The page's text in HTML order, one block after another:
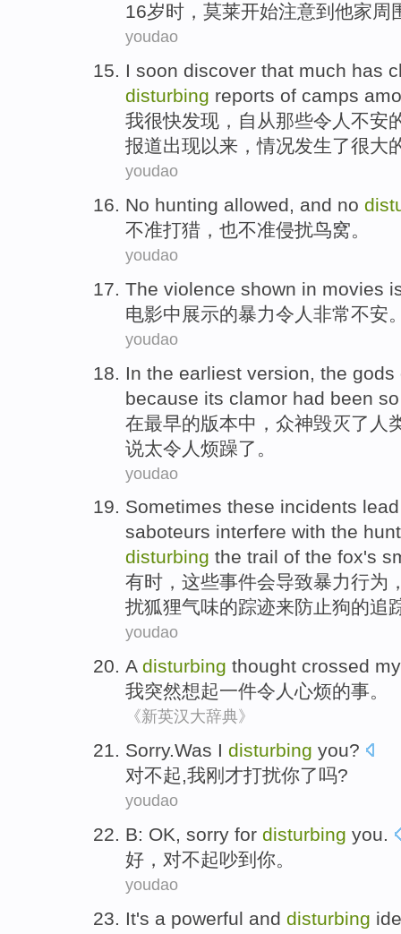
16岁时，莫莱开始注意到他家
youdao
I soon discover that much has
disturbing reports of camps
我很快发现，自从那些令人不安
报道出现以来，情况发生了很大
youdao
No hunting allowed, and no
不准打猎，也不准侵扰鸟窝。
youdao
The violence shown in movies
电影中 展示的暴力令人 非常不安
youdao
In the earliest version the gods
because its clamor had been so
在最早的版本中， 众神毁灭了 人
说太令人烦躁了 。
youdao
Sometimes these incidents
saboteurs interfere with the hunt
disturbing the trail of the fox's
有时 ， 这些事件会导致暴力行为
扰狐狸气味的踪迹来防止狗的追
youdao
A disturbing thought crossed my
我突然想起一件令人心烦的事。
《新英汉大辞典》
Sorry.Was I disturbing you?
对不起,我刚才打扰你了吗?
youdao
B: OK, sorry for disturbing you.
好 ， 对不起吵到 你。
youdao
It's a powerful and disturbing